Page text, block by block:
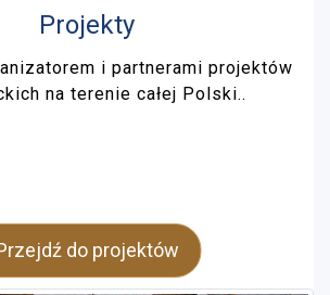
Projekty
i partnerami projektów
na terenie całej Polski..
do projektów